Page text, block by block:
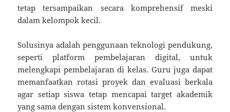
tetap tersampaikan secara komprehensif meski
dalam kelompok kecil.
Solusinya adalah penggunaan teknologi pendukung,
seperti platform pembelajaran digital, untuk
melengkapi pembelajaran di kelas. Guru juga dapat
memanfaatkan rotasi proyek dan evaluasi berkala
agar setiap siswa tetap mencapai target akademik
yang sama dengan sistem konvensional.